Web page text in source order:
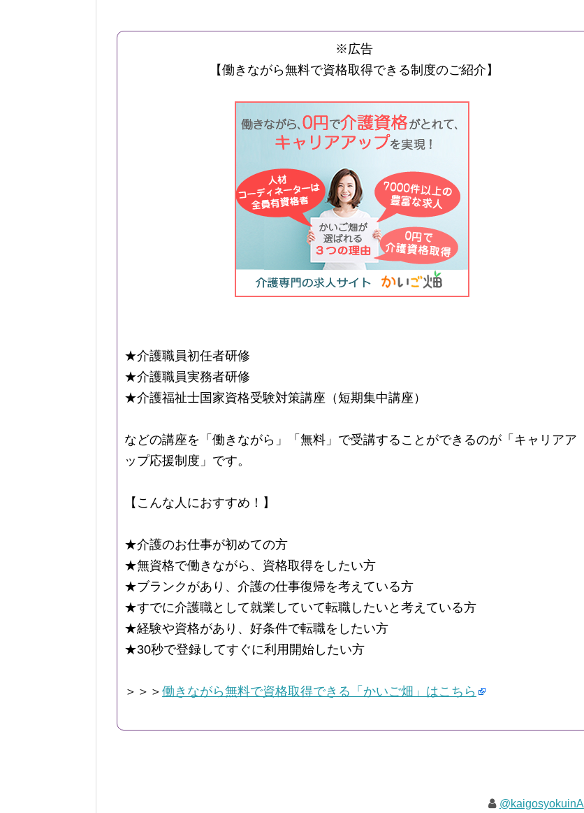
※広告
【働きながら無料で資格取得できる制度のご紹介】
★介護職員初任者研修
★介護職員実務者研修
★介護福祉士国家資格受験対策講座（短期集中講座）
などの講座を「働きながら」「無料」で受講することができるのが「キャリアア
ップ応援制度」です。
【こんな人におすすめ！】
★介護のお仕事が初めての方
★無資格で働きながら、資格取得をしたい方
★ブランクがあり、介護の仕事復帰を考えている方
★すでに介護職として就業していて転職したいと考えている方
★経験や資格があり、好条件で転職をしたい方
★30秒で登録してすぐに利用開始したい方
＞＞＞ 働きながら無料で資格取得できる「かいご畑」はこちら
@kaigosyokuinA